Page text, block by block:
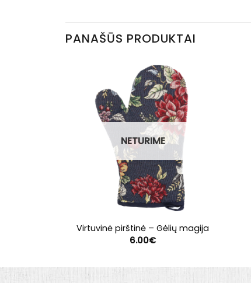
PANAŠŪS PRODUKTAI
NETURIME
Virtuvinė pirštinė – Gėlių magija
6.00€